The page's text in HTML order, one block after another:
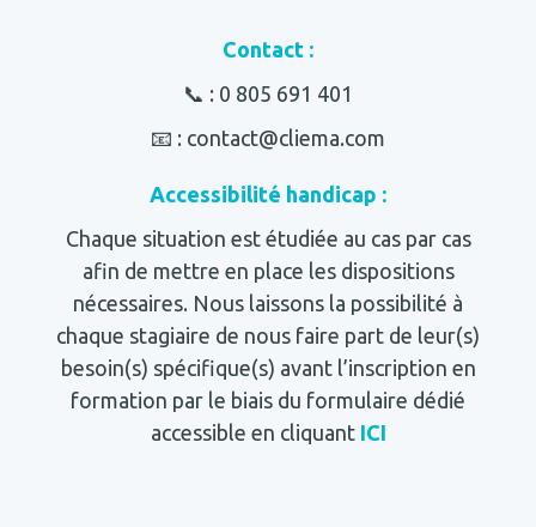
Contact :
📞 : 0 805 691 401
📧 : contact@cliema.com
Accessibilité handicap :
Chaque situation est étudiée au cas par cas
afin de mettre en place les dispositions
nécessaires. Nous laissons la possibilité à
chaque stagiaire de nous faire part de leur(s)
besoin(s) spécifique(s) avant l’inscription en
formation par le biais du formulaire dédié
accessible en cliquant ICI